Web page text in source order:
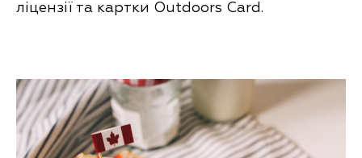
ліцензії та картки Outdoors Card.